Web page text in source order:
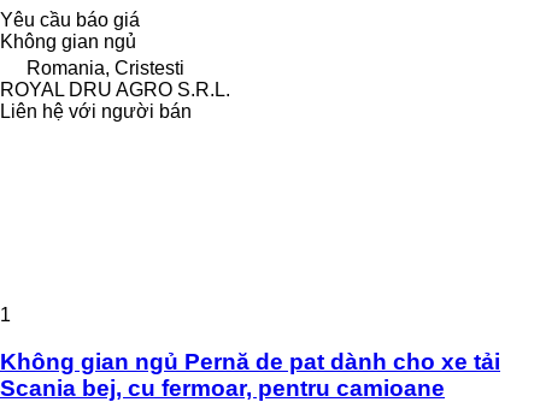
Yêu cầu báo giá
Không gian ngủ
Romania, Cristesti
ROYAL DRU AGRO S.R.L.
Liên hệ với người bán
1
Không gian ngủ Pernă de pat dành cho xe tải
Scania bej, cu fermoar, pentru camioane